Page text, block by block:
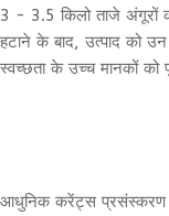
3 - 3.5 किलो ताजे अंगूरों
हटाने के बाद, उत्पाद को उन
स्वच्छता के उच्च मानकों को
आधुनिक करेंट्स प्रसंस्करण